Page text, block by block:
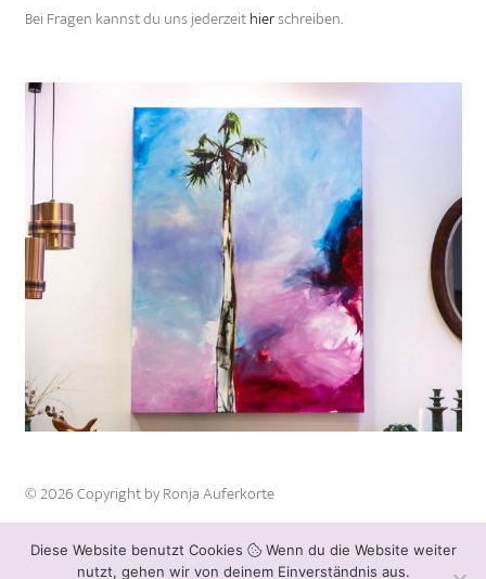
Bei Fragen kannst du uns jederzeithierschreiben.
© 2026 Copyright by Ronja Auferkorte
Impressum
Diese Website benutzt Cookies
Wenn du die Website weiter
nutzt, gehen wir von deinem Einverständnis aus.